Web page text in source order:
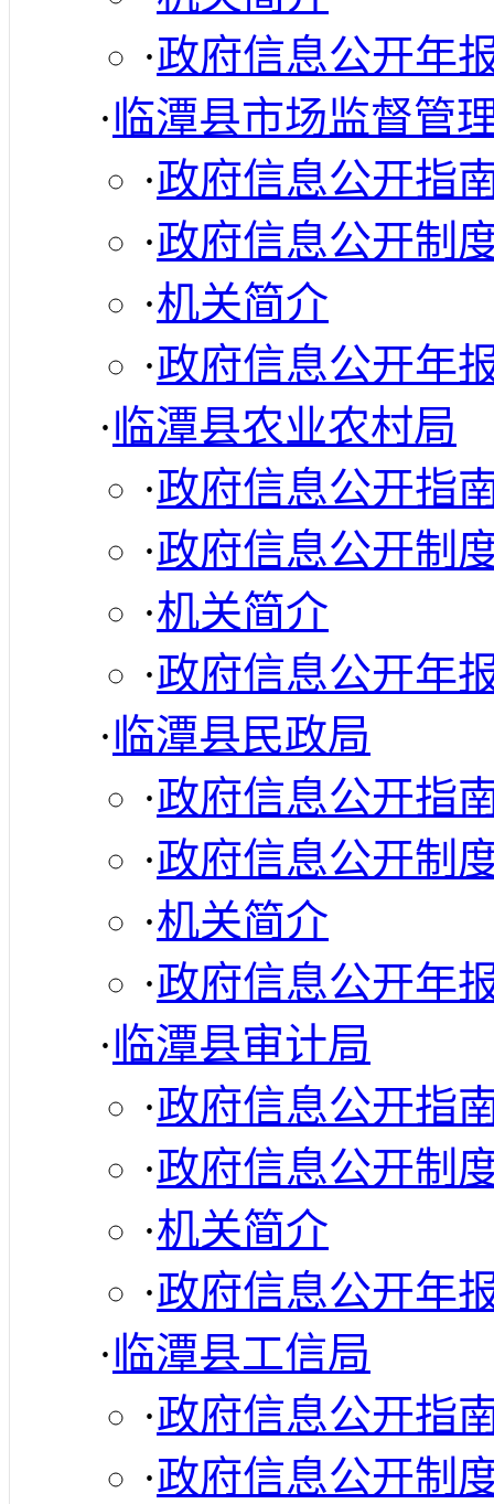
·政府信息公开年
·临潭县市场监督管
·政府信息公开指
·政府信息公开制
·机关简介
·政府信息公开年
·临潭县农业农村局
·政府信息公开指
·政府信息公开制
·机关简介
·政府信息公开年
·临潭县民政局
·政府信息公开指
·政府信息公开制
·机关简介
·政府信息公开年
·临潭县审计局
·政府信息公开指
·政府信息公开制
·机关简介
·政府信息公开年
·临潭县工信局
·政府信息公开指
·政府信息公开制